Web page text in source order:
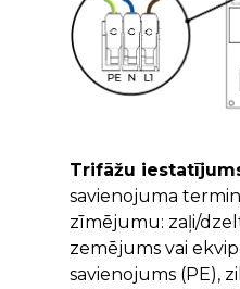
Trifāžu
savienojuma
zīmējumu: zaļi/
zemējums vai
savienojums (PE),